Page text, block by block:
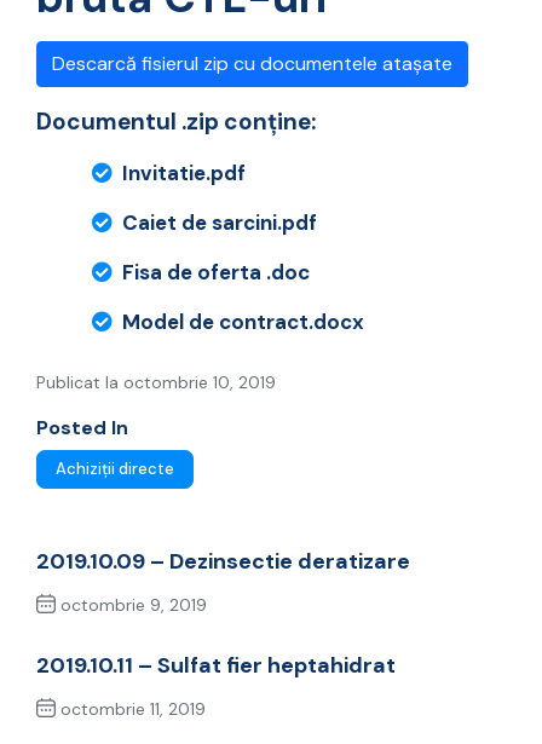
Descarcă fisierul zip cu documentele atașate
Documentul .zip conține:
Invitatie.pdf
Caiet de sarcini.pdf
Fisa de oferta .doc
Model de contract.docx
Publicat la octombrie 10, 2019
Posted In
Achiziții directe
2019.10.09 – Dezinsectie deratizare
octombrie 9, 2019
2019.10.11 – Sulfat fier heptahidrat
octombrie 11, 2019